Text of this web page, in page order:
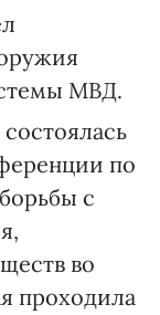
МВД.
по
с
во
проходила